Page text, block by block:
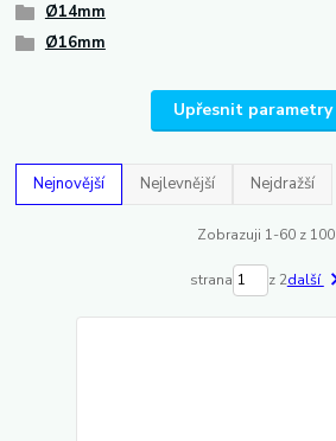
Ø14mm
Ø16mm
Upřesnit parametry
Nejnovější Nejlevnější Nejdražší
Zobrazuji 1-60 z 100
strana z 2další